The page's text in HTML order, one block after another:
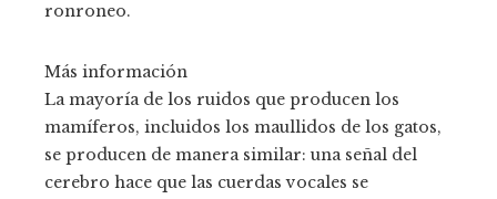
ronroneo.
Más información
La mayoría de los ruidos que producen los
mamíferos, incluidos los maullidos de los gatos,
se producen de manera similar: una señal del
cerebro hace que las cuerdas vocales se